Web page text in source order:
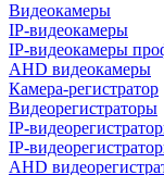
Видеокамеры
IP-видеокамеры
IP-видеокамеры
AHD видеокамеры
Камера-регистратор
Видеорегистраторы
IP-
IP-
AHD